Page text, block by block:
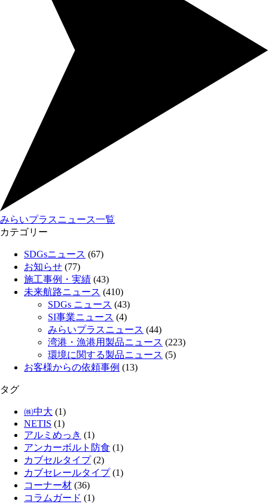
みらいプラスニュース一覧
カテゴリー
SDGsニュース (67)
お知らせ (77)
施工事例・実績 (43)
未来航路ニュース (410)
SDGs ニュース (43)
SI事業ニュース (4)
みらいプラスニュース (44)
湾港・漁港用製品ニュース (223)
環境に関する製品ニュース (5)
お客様からの依頼事例 (13)
タグ
㈱中大 (1)
NETIS (1)
アルミめっき (1)
アンカーボルト防食 (1)
カブセルタイプ(2)
カブセレールタイプ(1)
コーナー材 (36)
コラムガード (1)